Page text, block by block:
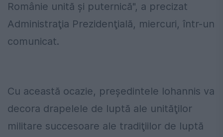
Românie unită şi puternică", a precizat
Administraţia Prezidenţială, miercuri, într-un
comunicat.
Cu această ocazie, preşedintele Iohannis va
decora drapelele de luptă ale unităţilor
militare succesoare ale tradiţiilor de luptă